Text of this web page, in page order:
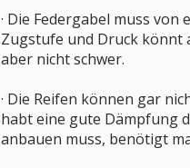
· Die Federgabel muss
Zugstufe und Druck könnt
aber nicht schwer.
· Die Reifen können gar
habt eine gute Dämpfung
anbauen muss, benötigt